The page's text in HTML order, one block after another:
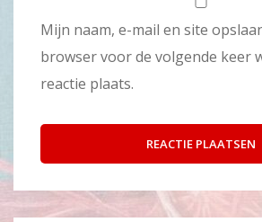
Mijn naam, e-mail en site
browser voor de volgende keer
reactie plaats.